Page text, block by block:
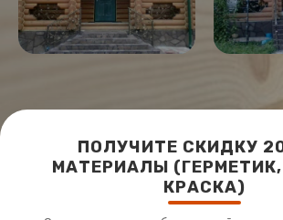
Вход для
Работает на платформе
Последние обновление сайта: 2026-
ПОЛУЧИТЕ СКИДКУ
МАТЕРИАЛЫ
КРАСКА)